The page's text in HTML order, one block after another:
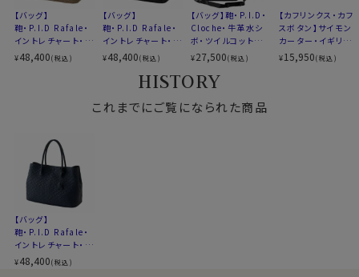
90322
【バッグ】
鞄・P.I.D Rafale・
イントレチャート・ト
ートバッグ・ 山羊
革・グレーベージュ
¥48,400(税込)
【バッグ】
鞄・P.I.D Rafale・
イントレチャート・ト
ートバッグ・ 山羊
革・ブラック
¥48,400(税込)
【バッグ】鞄・P.I.D・
Cloche・牛革水シ
ボ・ツイルコットン・
トートバッグ・ブラッ
ク・グレー・ネイビー
ブルー
¥27,500(税込)
【カフリンクス・カフ
スボタン】サイモン
カーター・イギリス
製・ORGANIC PEB
BLE Mother Of Pe
¥15,950(税込)
HISTORY
これまでにご覧になられた商品
【バッグ】
鞄・P.I.D Rafale・
イントレチャート・ト
ートバッグ・ 山羊
革・ネイビーブルー
¥48,400(税込)